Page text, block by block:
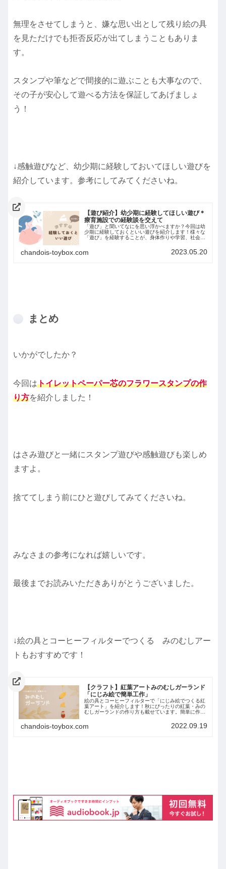
無理をさせてしまうと、嫌な思い出として残り絵の具
を見ただけでも拒否反応が出てしまうこともありま
す。
スタンプや筆などで間接的に遊ぶことも大事なので、
その子が安心して遊べる方法を保証してあげましょ
う！
↓感触遊びなど、幼少期に経験しておいてほしい遊びを
紹介しています。参考にしてみてくださいね。
【遊び紹介】幼少期に経験してほしい遊び＊
療育施設での経験談を交えて
「遊び」と聞いてなにを思い浮かべますか？今回は幼
少期に経験しておくといい遊びを紹介します！様々な
「遊び」を経験することが、身体作りや学習、社会性
chandois-toybox.com 2023.05.20
まとめ
いかがでしたか？
今回はトイレットペーパー芯のフラワースタンプの作
り方を紹介しました！
はさみ遊びと一緒にスタンプ遊びや感触遊びも楽しめ
ますよ。
捨ててしまう前にひと遊びしてみてくださいね。
みなさまの参考になれば嬉しいです。
最後までお読みいただきありがとうございました。
↓絵の具とコーヒーフィルターでつくる みのむしアー
トもおすすめです！
【クラフト】紅葉アートみのむしガーランド
「にじみ絵で簡単工作」
絵の具とコーヒーフィルターで「にじみ絵でつくる紅
葉アート」を紹介します！秋にぴったりの紅葉・みの
むしガーランドの作り方も載せています。簡単に作れ
chandois-toybox.com 2022.09.19